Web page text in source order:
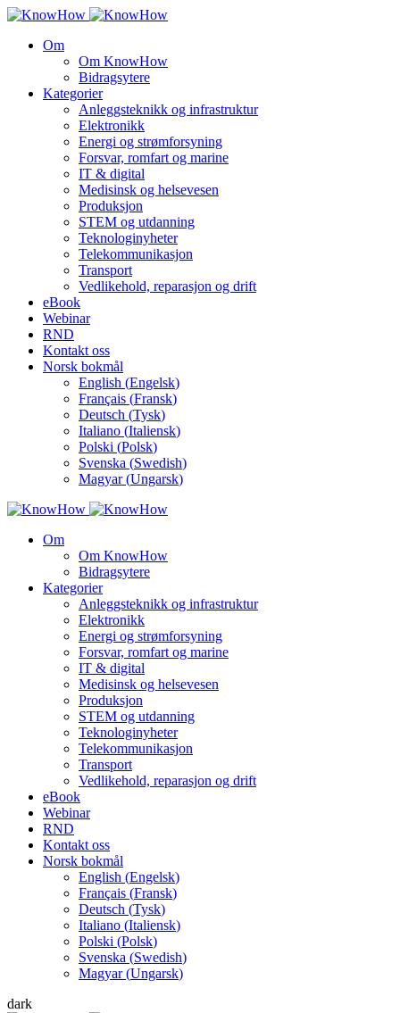
Om
Om KnowHow
Bidragsytere
Kategorier
Anleggsteknikk og infrastruktur
Elektronikk
Energi og strømforsyning
Forsvar, romfart og marine
IT & digital
Medisinsk og helsevesen
Produksjon
STEM og utdanning
Teknologinyheter
Telekommunikasjon
Transport
Vedlikehold, reparasjon og drift
eBook
Webinar
RND
Kontakt oss
Norsk bokmål
English (Engelsk)
Français (Fransk)
Deutsch (Tysk)
Italiano (Italiensk)
Polski (Polsk)
Svenska (Swedish)
Magyar(Ungarsk)
Om
Om KnowHow
Bidragsytere
Kategorier
Anleggsteknikk og infrastruktur
Elektronikk
Energi og strømforsyning
Forsvar, romfart og marine
IT & digital
Medisinsk og helsevesen
Produksjon
STEM og utdanning
Teknologinyheter
Telekommunikasjon
Transport
Vedlikehold, reparasjon og drift
eBook
Webinar
RND
Kontakt oss
Norsk bokmål
English (Engelsk)
Français (Fransk)
Deutsch (Tysk)
Italiano (Italiensk)
Polski (Polsk)
Svenska (Swedish)
Magyar(Ungarsk)
dark